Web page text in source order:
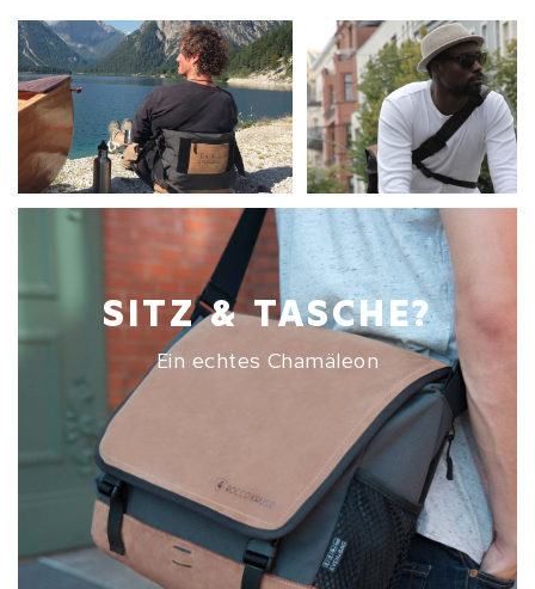
SITZ & TASCHE?
Ein echtes Chamäleon